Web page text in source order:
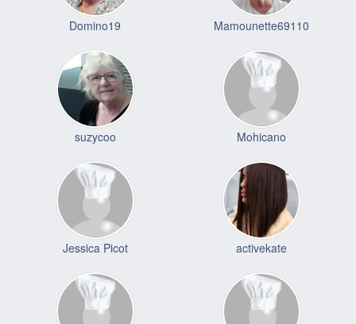
Domino19 Mamounette69110
suzycoo Mohicano
Jessica Picot activekate